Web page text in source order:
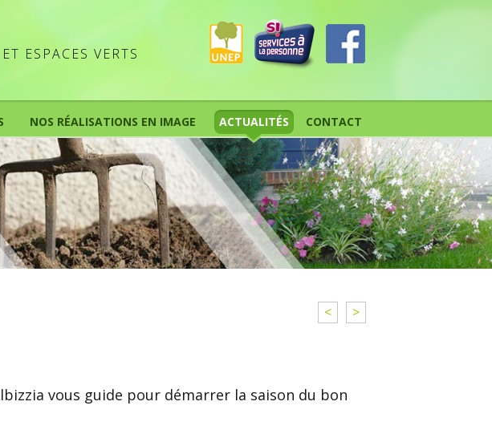
ESPACES VERTS
NOS RÉALISATIONS EN IMAGE ACTUALITÉS CONTACT
>
<
vous guide pour démarrer la saison du bon